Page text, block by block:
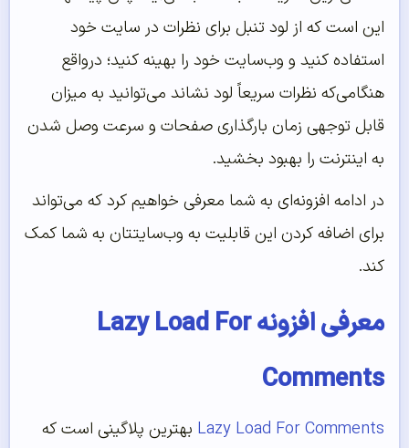
این است که از لود تنبل برای نظرات در سایت خود
استفاده کنید و وب‌سایت خود را بهینه کنید؛ درواقع
هنگامی‌که نظرات سریعاً لود نشاند می‌توانید به میزان
قابل توجهی زمان بارگذاری صفحات و سرعت وصل شدن
به اینترنت را بهبود بخشید.
در ادامه افزونه‌ای به شما معرفی خواهیم کرد که می‌تواند
برای اضافه کردن این قابلیت به وب‌سایتتان به شما کمک
کند.
معرفی افزونه Lazy Load For
Comments
Lazy Load For Comments بهترین پلاگینی است که